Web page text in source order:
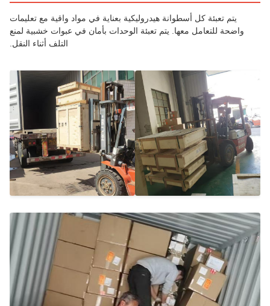
يتم تعبئة كل أسطوانة هيدروليكية بعناية في مواد واقية مع تعليمات
واضحة للتعامل معها. يتم تعبئة الوحدات بأمان في عبوات خشبية لمنع
التلف أثناء النقل.